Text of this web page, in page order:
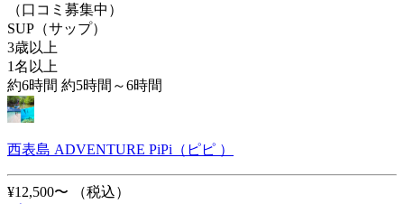
（口コミ募集中）
SUP（サップ）
3歳以上
1名以上
約6時間 約5時間～6時間
西表島 ADVENTURE PiPi（ピピ ）
¥12,500〜
（税込）